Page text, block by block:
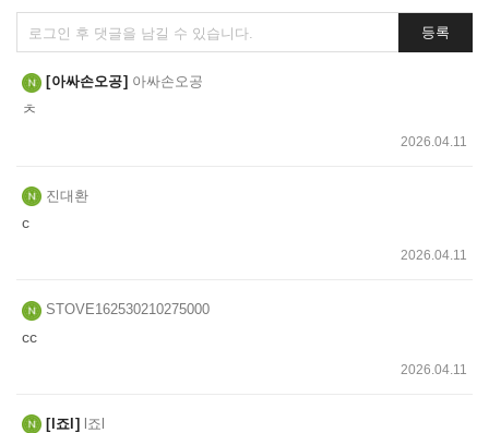
댓
글
쓰
기
등록
아싸손오공 아싸손오공
ㅊ
2026.04.11
진대환
c
2026.04.11
STOVE162530210275000
cc
2026.04.11
l죠l l죠l